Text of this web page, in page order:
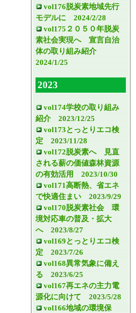
vol176脱炭素地域先行
モデルに 2024/2/28
vol175２０５０年脱炭
素社会実現へ 宣言自治
体の取り組み紹介
2024/1/25
2023
vol174学校の取り組み
紹介 2023/12/25
vol173とっとりエコ検
定 2023/11/28
vol172脱炭素へ 見直
される薪の価値森林資源
の有効活用 2023/10/30
vol171高断熱、省エネ
で快適住まい 2023/9/29
vol170脱炭素社会 環
境対応車の普及・拡大
へ 2023/8/27
vol169とっとりエコ検
定 2023/7/26
vol168異常気象に備え
る 2023/6/25
vol167再エネの主力電
源化に向けて 2023/5/28
vol166地域の環境保